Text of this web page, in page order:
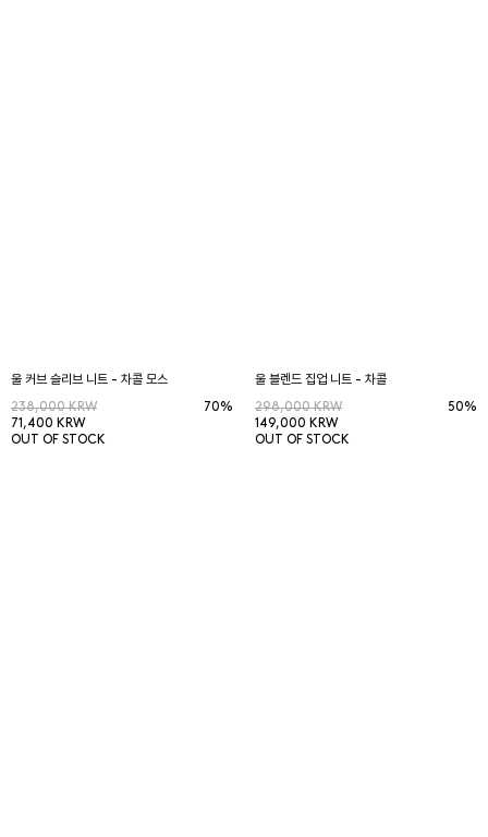
울 커브 슬리브 니트 - 차콜 모스
238,000 KRW
71,400 KRW
70%
OUT OF STOCK
울 블렌드 집업 니트 - 차콜
298,000 KRW
149,000 KRW
50%
OUT OF STOCK